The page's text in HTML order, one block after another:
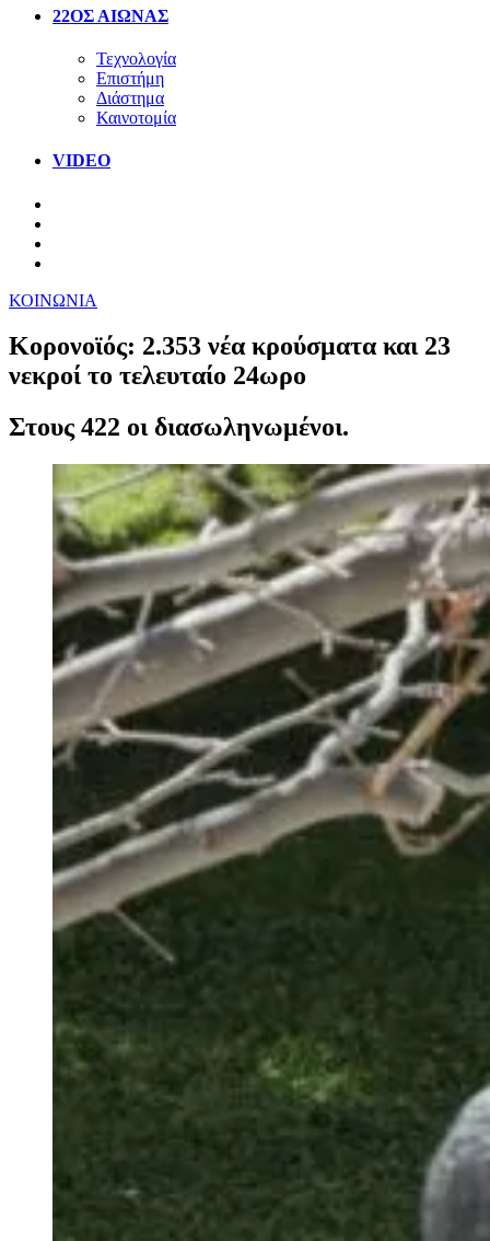
22ΟΣ ΑΙΩΝΑΣ
Τεχνολογία
Επιστήμη
Διάστημα
Καινοτομία
VIDEO
ΚΟΙΝΩΝΙΑ
Κορονοϊός: 2.353 νέα κρούσματα και 23
νεκροί το τελευταίο 24ωρο
Στους 422 οι διασωληνωμένοι.